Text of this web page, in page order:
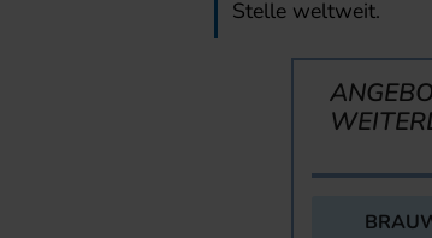
Stelle weltweit.